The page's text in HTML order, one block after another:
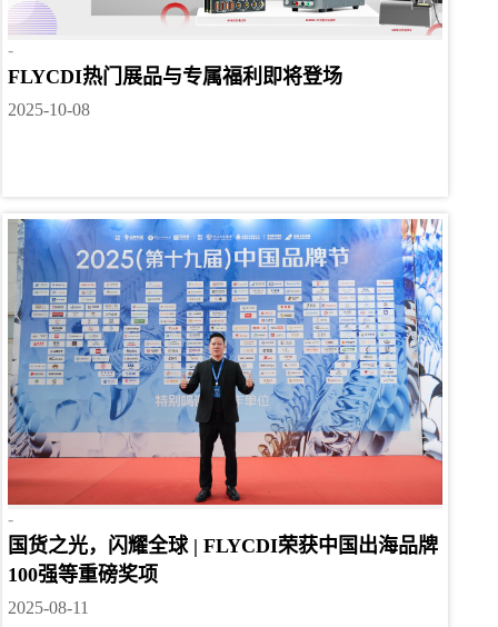
-
FLYCDI热门展品与专属福利即将登场
2025-10-08
-
国货之光，闪耀全球 | FLYCDI荣获中国出海品牌
100强等重磅奖项
2025-08-11